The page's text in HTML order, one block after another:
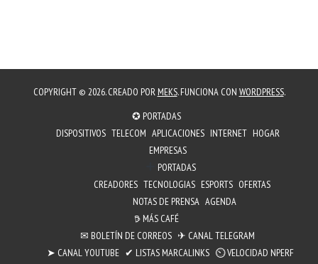
COPYRIGHT © 2026. CREADO POR MEKS. FUNCIONA CON WORDPRESS.
✪ PORTADAS
DISPOSITIVOS TELECOM APLICACIONES INTERNET HOGAR
EMPRESAS
PORTADAS
CREADORES TECNOLOGIAS ESPORTS OFERTAS
NOTAS DE PRENSA AGENDA
𖠚 MÁS CAFÉ
✉︎ BOLETÍN DE CORREOS ✈ CANAL TELEGRAM
➤ CANAL YOUTUBE ✔ LISTAS MARCALINKS ⏲︎ VELOCIDAD NPERF